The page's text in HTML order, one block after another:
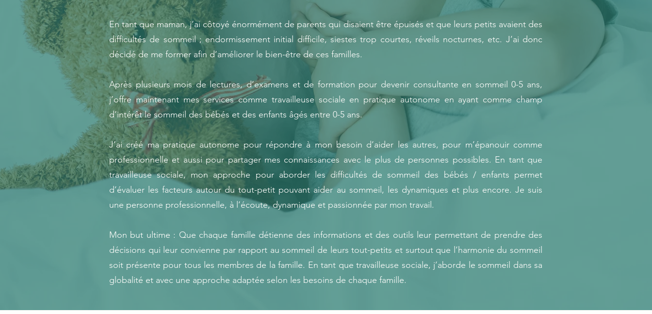
En tant que maman, j’ai côtoyé énormément de parents qui disaient être épuisés et que leurs petits avaient des
difficultés de sommeil ; endormissement initial difficile, siestes trop courtes, réveils nocturnes, etc. J’ai donc
décidé de me former afin d’améliorer le bien-être de ces familles.
Après plusieurs mois de lectures, d’examens et de formation pour devenir consultante en sommeil 0-5 ans,
j’offre maintenant mes services comme travailleuse sociale en pratique autonome en ayant comme champ
d’intérêt le sommeil des bébés et des enfants âgés entre 0-5 ans.
J’ai créé ma pratique autonome pour répondre à mon besoin d’aider les autres, pour m’épanouir comme
professionnelle et aussi pour partager mes connaissances avec le plus de personnes possibles. En tant que
travailleuse sociale, mon approche pour aborder les difficultés de sommeil des bébés / enfants permet
d’évaluer les facteurs autour du tout-petit pouvant aider au sommeil, les dynamiques et plus encore. Je suis
une personne professionnelle, à l’écoute, dynamique et passionnée par mon travail.
Mon but ultime : Que chaque famille détienne des informations et des outils leur permettant de prendre des
décisions qui leur convienne par rapport au sommeil de leurs tout-petits et surtout que l’harmonie du sommeil
soit présente pour tous les membres de la famille. En tant que travailleuse sociale, j’aborde le sommeil dans sa
globalité et avec une approche adaptée selon les besoins de chaque famille.